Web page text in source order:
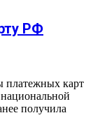
РФ
платежных карт
получила